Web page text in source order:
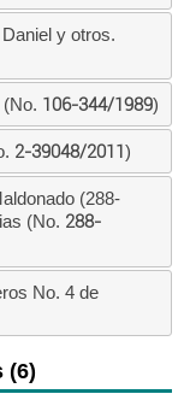
y otros.
106-344/1989)
2-39048/2011)
(288-
(No. 288-
No. 4 de
(6)